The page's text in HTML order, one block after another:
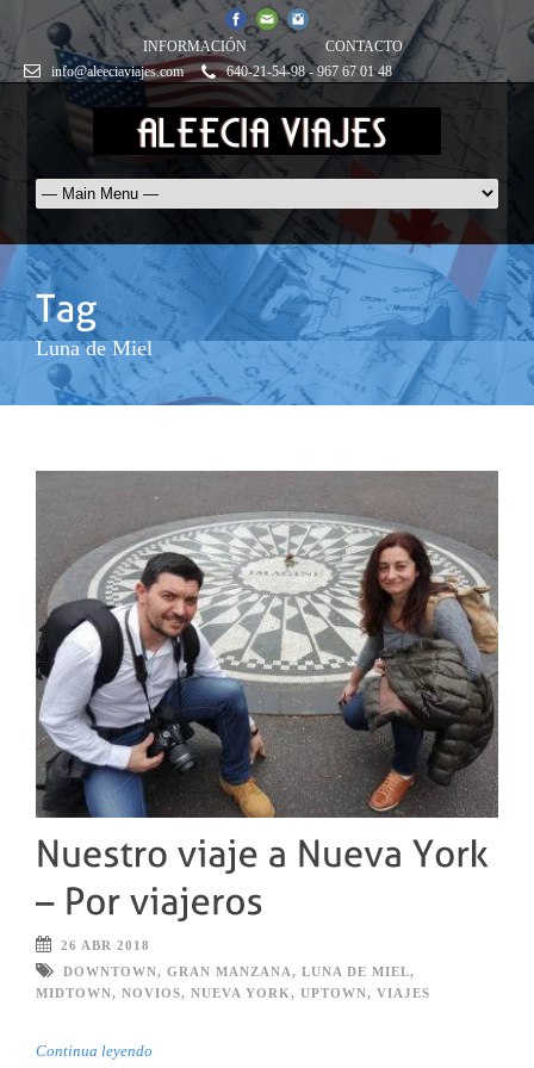
INFORMACIÓN
CONTACTO
info@aleeciaviajes.com
640-21-54-98 - 967 67 01 48
Luna de Miel
26 ABR 2018
DOWNTOWN, GRAN MANZANA, LUNA DE MIEL,
MIDTOWN, NOVIOS, NUEVA YORK, UPTOWN, VIAJES
Continua leyendo